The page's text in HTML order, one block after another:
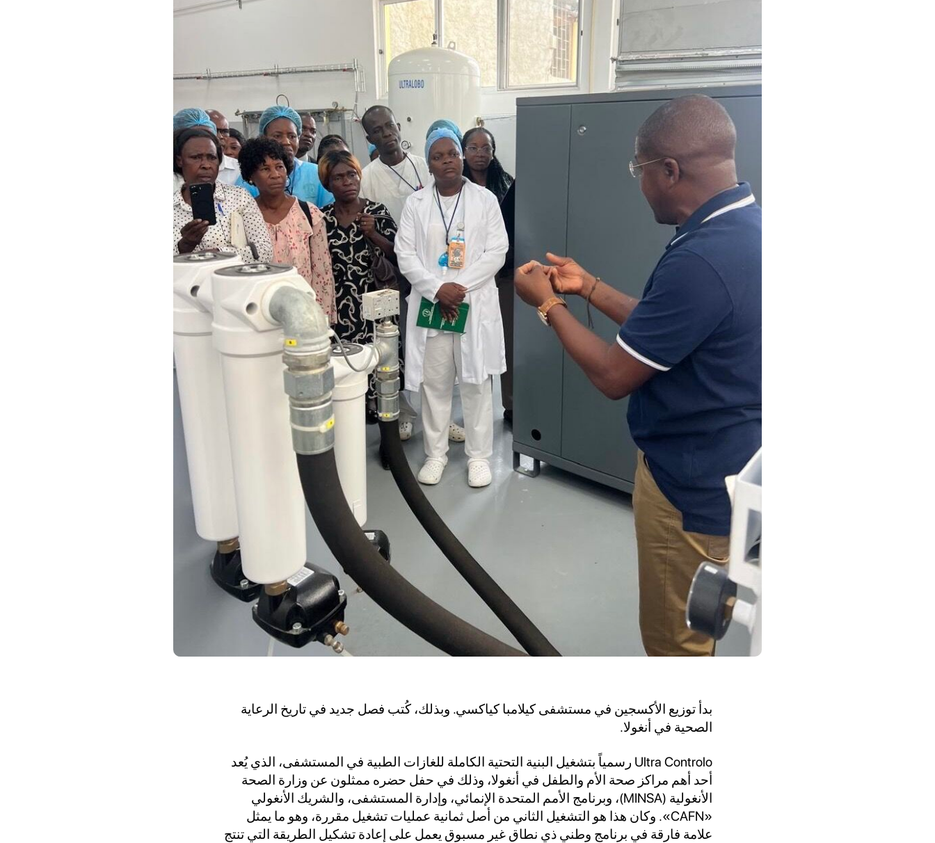
بدأ توزيع الأكسجين في مستشفى كيلامبا كياكسي. وبذلك، كُتب فصل جديد في تاريخ الرعاية
الصحية في أنغولا.
Ultra Controlo رسمياً بتشغيل البنية التحتية الكاملة للغازات الطبية في المستشفى، الذي يُعد
أحد أهم مراكز صحة الأم والطفل في أنغولا، وذلك في حفل حضره ممثلون عن وزارة الصحة
الأنغولية (MINSA)، وبرنامج الأمم المتحدة الإنمائي، وإدارة المستشفى، والشريك الأنغولي
«CAFN». وكان هذا هو التشغيل الثاني من أصل ثمانية عمليات تشغيل مقررة، وهو ما يمثل
علامة فارقة في برنامج وطني ذي نطاق غير مسبوق يعمل على إعادة تشكيل الطريقة التي تنتج